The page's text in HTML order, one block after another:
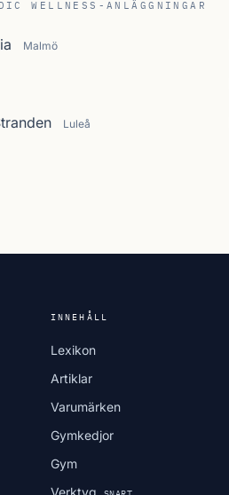
WELLNESS-ANLÄGGNINGAR
Malmö
Luleå
INNEHÅLL
Lexikon
Artiklar
Varumärken
Gymkedjor
Gym
Verktyg